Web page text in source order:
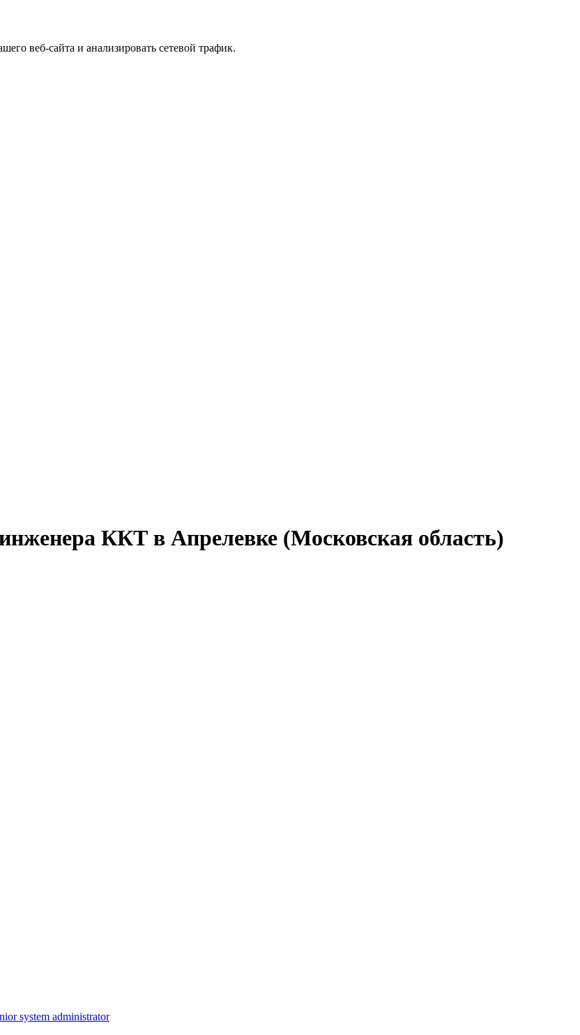
веб-сайта и анализировать сетевой трафик.
ККТ в Апрелевке (Московская область)
system administrator